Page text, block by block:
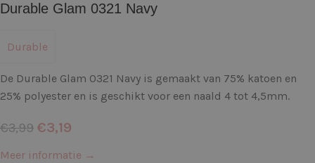
Durable Glam 0321 Navy
Durable
De Durable Glam 0321 Navy is gemaakt van 75% katoen en
25% polyester en is geschikt voor een naald 4 tot 4,5mm.
€3,99 €3,19
Meer informatie →